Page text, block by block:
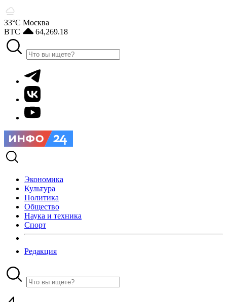
33°С Москва
BTC
64,269.18
Экономика
Культура
Политика
Общество
Наука и техника
Спорт
Редакция